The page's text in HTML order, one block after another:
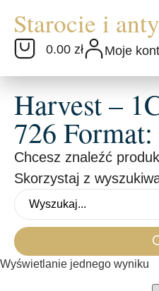
0.00 zł Moje
Harvest –
726
Chcesz znaleźć
Skorzystaj z
Wyświetlanie jednego wyniku